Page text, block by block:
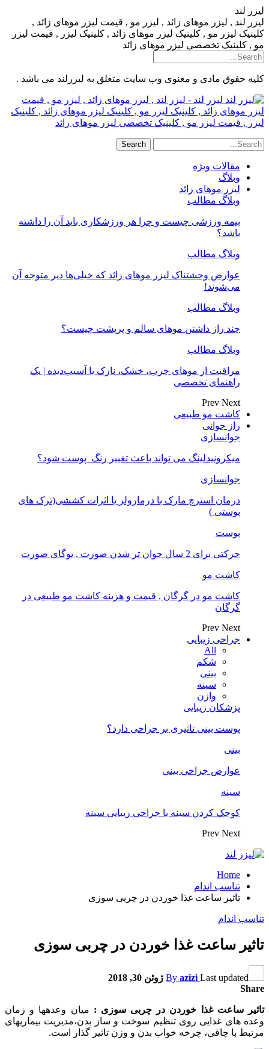
لیزر لند
لیزر لند , لیزر موهای زائد , لیزر مو , قیمت لیزر موهای زائد ,
کلینیک لیزر مو , کلینیک لیزر موهای زائد , کلینیک لیزر , قیمت لیزر
مو , کلینیک تخصصی لیزر موهای زائد
کلیه حقوق مادی و معنوی وب سایت متعلق به لیزرلند می باشد .
لیزر لند - لیزر لند , لیزر موهای زائد , لیزر مو , قیمت
لیزر موهای زائد , کلینیک لیزر مو , کلینیک لیزر موهای زائد , کلینیک
لیزر , قیمت لیزر مو , کلینیک تخصصی لیزر موهای زائد
مقالات ویژه
وبلاگ
لیزر موهای زائد
وبلاگ مطالب
بیمه ورزشی چیست و چرا هر ورزشکاری باید آن را داشته
باشد؟
وبلاگ مطالب
عوارض وحشتناک لیزر موهای زائد که خیلی‌ها دیر متوجه آن
می‌شوند!
وبلاگ مطالب
چند راز داشتن موهای سالم و پرپشت چیست؟
وبلاگ مطالب
مراقبت از موهای چرب، خشک، نازک یا آسیب‌دیده | یک
راهنمای تخصصی
Prev Next
کاشت مو طبیعی
راز جوانی
جوانسازی
میکرونیدلینگ می تواند باعث تغییر رنگ ‍ پوست شود؟
جوانسازی
درمان استرچ مارک با درمارولر یا اثرات کششی(ترک های
پوستی )
پوست
حرکتی برای 2 سال جوان تر شدن صورت , یوگای صورت
کاشت مو
کاشت مو در گرگان , قیمت و هزینه کاشت مو طبیعی در
گرگان
Prev Next
جراحی زیبایی
All
شکم
بینی
سینه
واژن
پزشکان زیبایی
پوست بینی تاثیری بر جراحی دارد؟
بینی
عوارض جراحی بینی
سینه
کوچک کردن سینه با جراحی زیبایی سینه
Prev Next
Home
تناسب اندام
تاثیر ساعت غذا خوردن در چربی سوزی
تناسب اندام
تاثیر ساعت غذا خوردن در چربی سوزی
By azizi Last updated
ژوئن 30, 2018
Share
تاثیر ساعت غذا خوردن در چربی سوزی : میان وعده‏ها و زمان
وعده های غذایی روی تنظیم سوخت و ساز بدن،مدیریت بیماری‏های
مرتبط با چاقی، چرخه خواب بدن و وزن تاثیر گذار است.